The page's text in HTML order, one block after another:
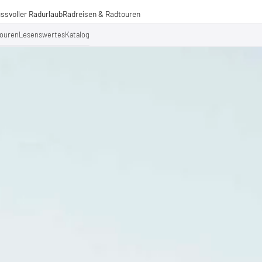
RadurlaubRadreisen & Radtouren
Radreisen
Radtouren
LesenswertesKatalog